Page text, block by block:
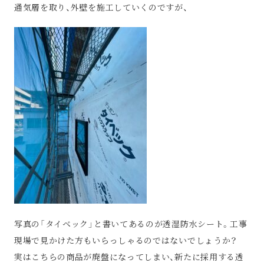
通気層を取り、外壁を施工していくのですが、
写真の「タイベック」と書いてあるのが透湿防水シート。工事
現場で見かけた方もいらっしゃるのではないでしょうか？
実はこちらの商品が廃盤になってしまい、新たに採用する透